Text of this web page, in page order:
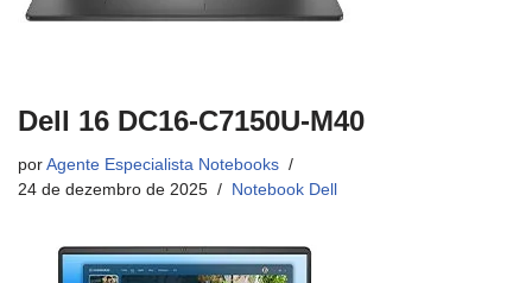
Dell 16 DC16-C7150U-M40
por Agente Especialista Notebooks
24 de dezembro de 2025
Notebook Dell